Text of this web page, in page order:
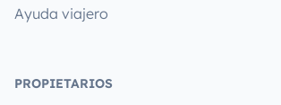
Ayuda viajero
PROPIETARIOS